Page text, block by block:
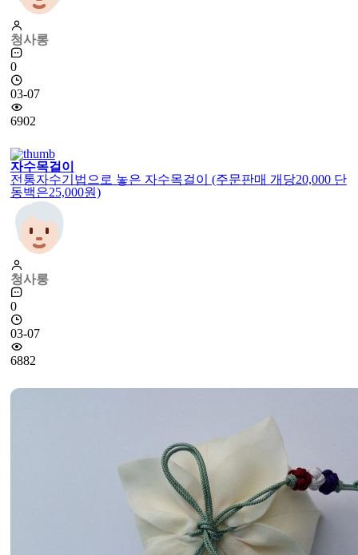
청사롱
0
03-07
6902
자수목걸이
전통자수기법으로 놓은 자수목걸이 (주문판매 개당20,000 단
동백은25,000원)
청사롱
0
03-07
6882